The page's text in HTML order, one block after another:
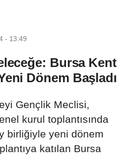
- 13:49
Bursa Kent
Dönem Başladı
Gençlik Meclisi,
kurul toplantısında
birliğiyle yeni dönem
katılan Bursa